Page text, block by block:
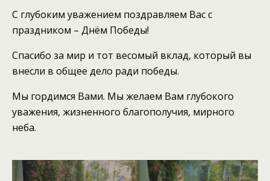
С глубоким уважением поздравляем Вас с
праздником – Днём Победы!
Спасибо за мир и тот весомый вклад, который вы
внесли в общее дело ради победы.
Мы гордимся Вами. Мы желаем Вам глубокого
уважения, жизненного благополучия, мирного
неба.